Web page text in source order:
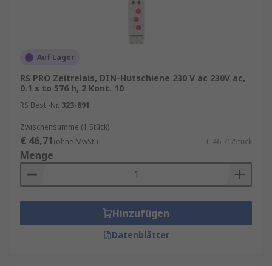
Auf Lager
RS PRO Zeitrelais, DIN-Hutschiene 230 V ac 230V ac,
0.1 s to 576 h, 2 Kont. 10
RS Best.-Nr. 323-891
Zwischensumme (1 Stück)
€ 46,71(ohne MwSt.) € 46,71/Stück
Menge
Hinzufügen
Datenblätter